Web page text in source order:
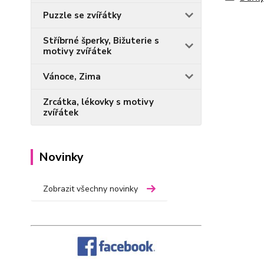
Puzzle se zvířátky
Stříbrné šperky, Bižuterie s
motivy zvířátek
Vánoce, Zima
Zrcátka, lékovky s motivy
zvířátek
Novinky
Zobrazit všechny novinky